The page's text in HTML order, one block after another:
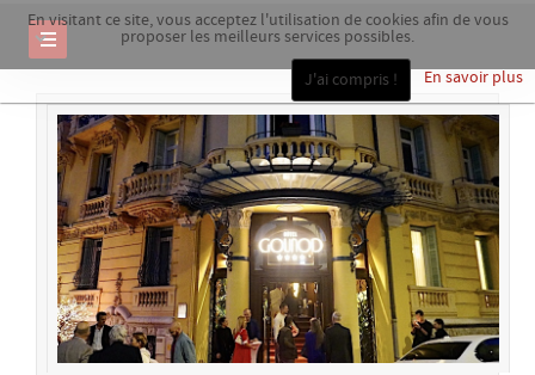
En visitant ce site, vous acceptez l'utilisation de cookies afin de vous
proposer les meilleurs services possibles.
En savoir plus
J'ai compris !